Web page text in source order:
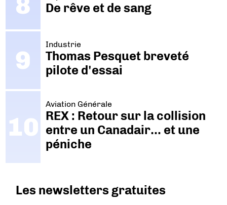
De rêve et de sang
Industrie
Thomas Pesquet breveté
pilote d'essai
Aviation Générale
REX : Retour sur la collision
entre un Canadair… et une
péniche
Les newsletters gratuites